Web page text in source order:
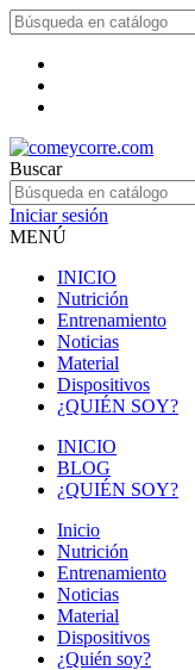
Buscar
Iniciar sesión
MENÚ
INICIO
Nutrición
Entrenamiento
Noticias
Material
Dispositivos
¿QUIÉN SOY?
INICIO
BLOG
¿QUIÉN SOY?
Inicio
Nutrición
Entrenamiento
Noticias
Material
Dispositivos
¿Quién soy?